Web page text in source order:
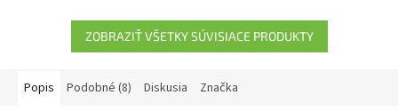
ZOBRAZIŤ VŠETKY SÚVISIACE PRODUKTY
Popis Podobné (8) Diskusia Značka